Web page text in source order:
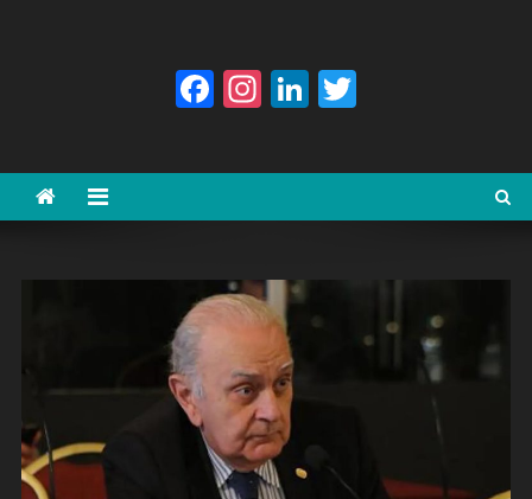
Facebook
Instagram
LinkedIn